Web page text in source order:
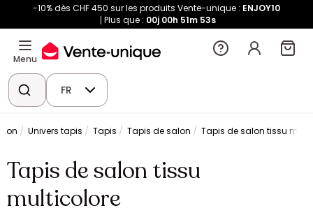
-10% dès CHF 450 sur les produits Vente-unique : ENJOY10
Plus que : 00j 00h 51m 52s
Menu
FR
Univers tapis Tapis Tapis de salon Tapis de salon tissu
Tapis de salon tissu
multicolore